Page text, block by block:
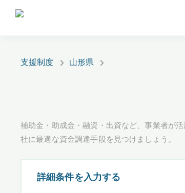
支援制度 山形県
補助金・助成金・融資・出資など、事業者が
社に最適な資金調達手段を見つけましょう。
詳細条件を入力する